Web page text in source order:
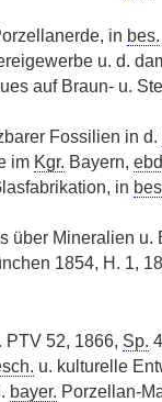
in bes.
u. d.
auf Braun- u.
Fossilien in d.
im Kgr. Bayern,
in
über Mineralien u.
1854, H. 1,
PTV 52, 1866, Sp.
u. kulturelle
bayer. Porzellan-